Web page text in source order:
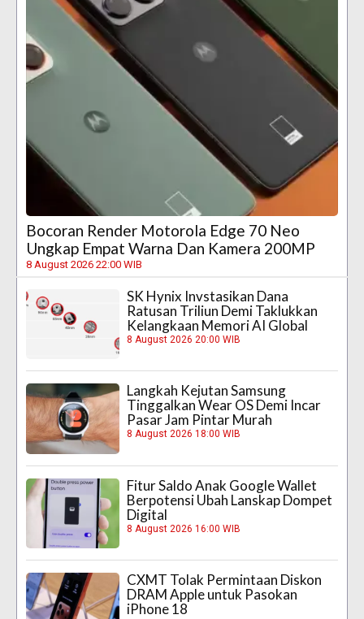
Bocoran Render Motorola Edge 70 Neo
Ungkap Empat Warna Dan Kamera 200MP
8 August 2026 22:00 WIB
SK Hynix Invstasikan Dana
Ratusan Triliun Demi Taklukkan
Kelangkaan Memori AI Global
8 August 2026 20:00 WIB
Langkah Kejutan Samsung
Tinggalkan Wear OS Demi Incar
Pasar Jam Pintar Murah
8 August 2026 18:00 WIB
Fitur Saldo Anak Google Wallet
Berpotensi Ubah Lanskap Dompet
Digital
8 August 2026 16:00 WIB
CXMT Tolak Permintaan Diskon
DRAM Apple untuk Pasokan
iPhone 18